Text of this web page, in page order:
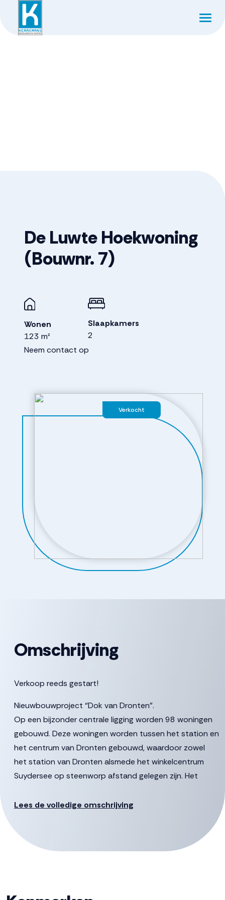
Verkocht
De Luwte Hoekwoning
(Bouwnr. 7)
Wonen
123 m²
Slaapkamers
2
Neem contact op
Omschrijving
Verkoop reeds gestart!
Nieuwbouwproject “Dok van Dronten”.
Op een bijzonder centrale ligging worden 98 woningen
gebouwd. Deze woningen worden tussen het station en
het centrum van Dronten gebouwd, waardoor zowel
het station van Dronten alsmede het winkelcentrum
Suydersee op steenworp afstand gelegen zijn. Het
Pleingebouw en het Carré.
De ambitie is om het gebied om te toveren tot een
kwalitatief hoogwaardige en levendige woonbuurt voor
vormt een belangrijke schakel aan de brede loper langs
Lees de volledige omschrijving